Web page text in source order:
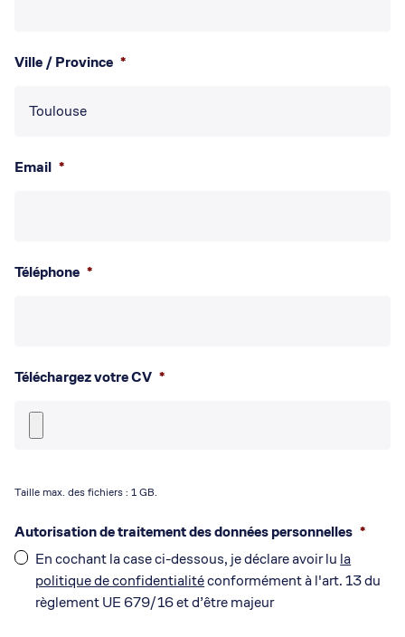
Ville / Province *
Email *
Téléphone *
Téléchargez votre CV *
Taille max. des fichiers : 1 GB.
Autorisation de traitement des données personnelles *
En cochant la case ci-dessous, je déclare avoir lu la
politique de confidentialitéconformément à l'art. 13 du
règlement UE 679/16 et d’être majeur